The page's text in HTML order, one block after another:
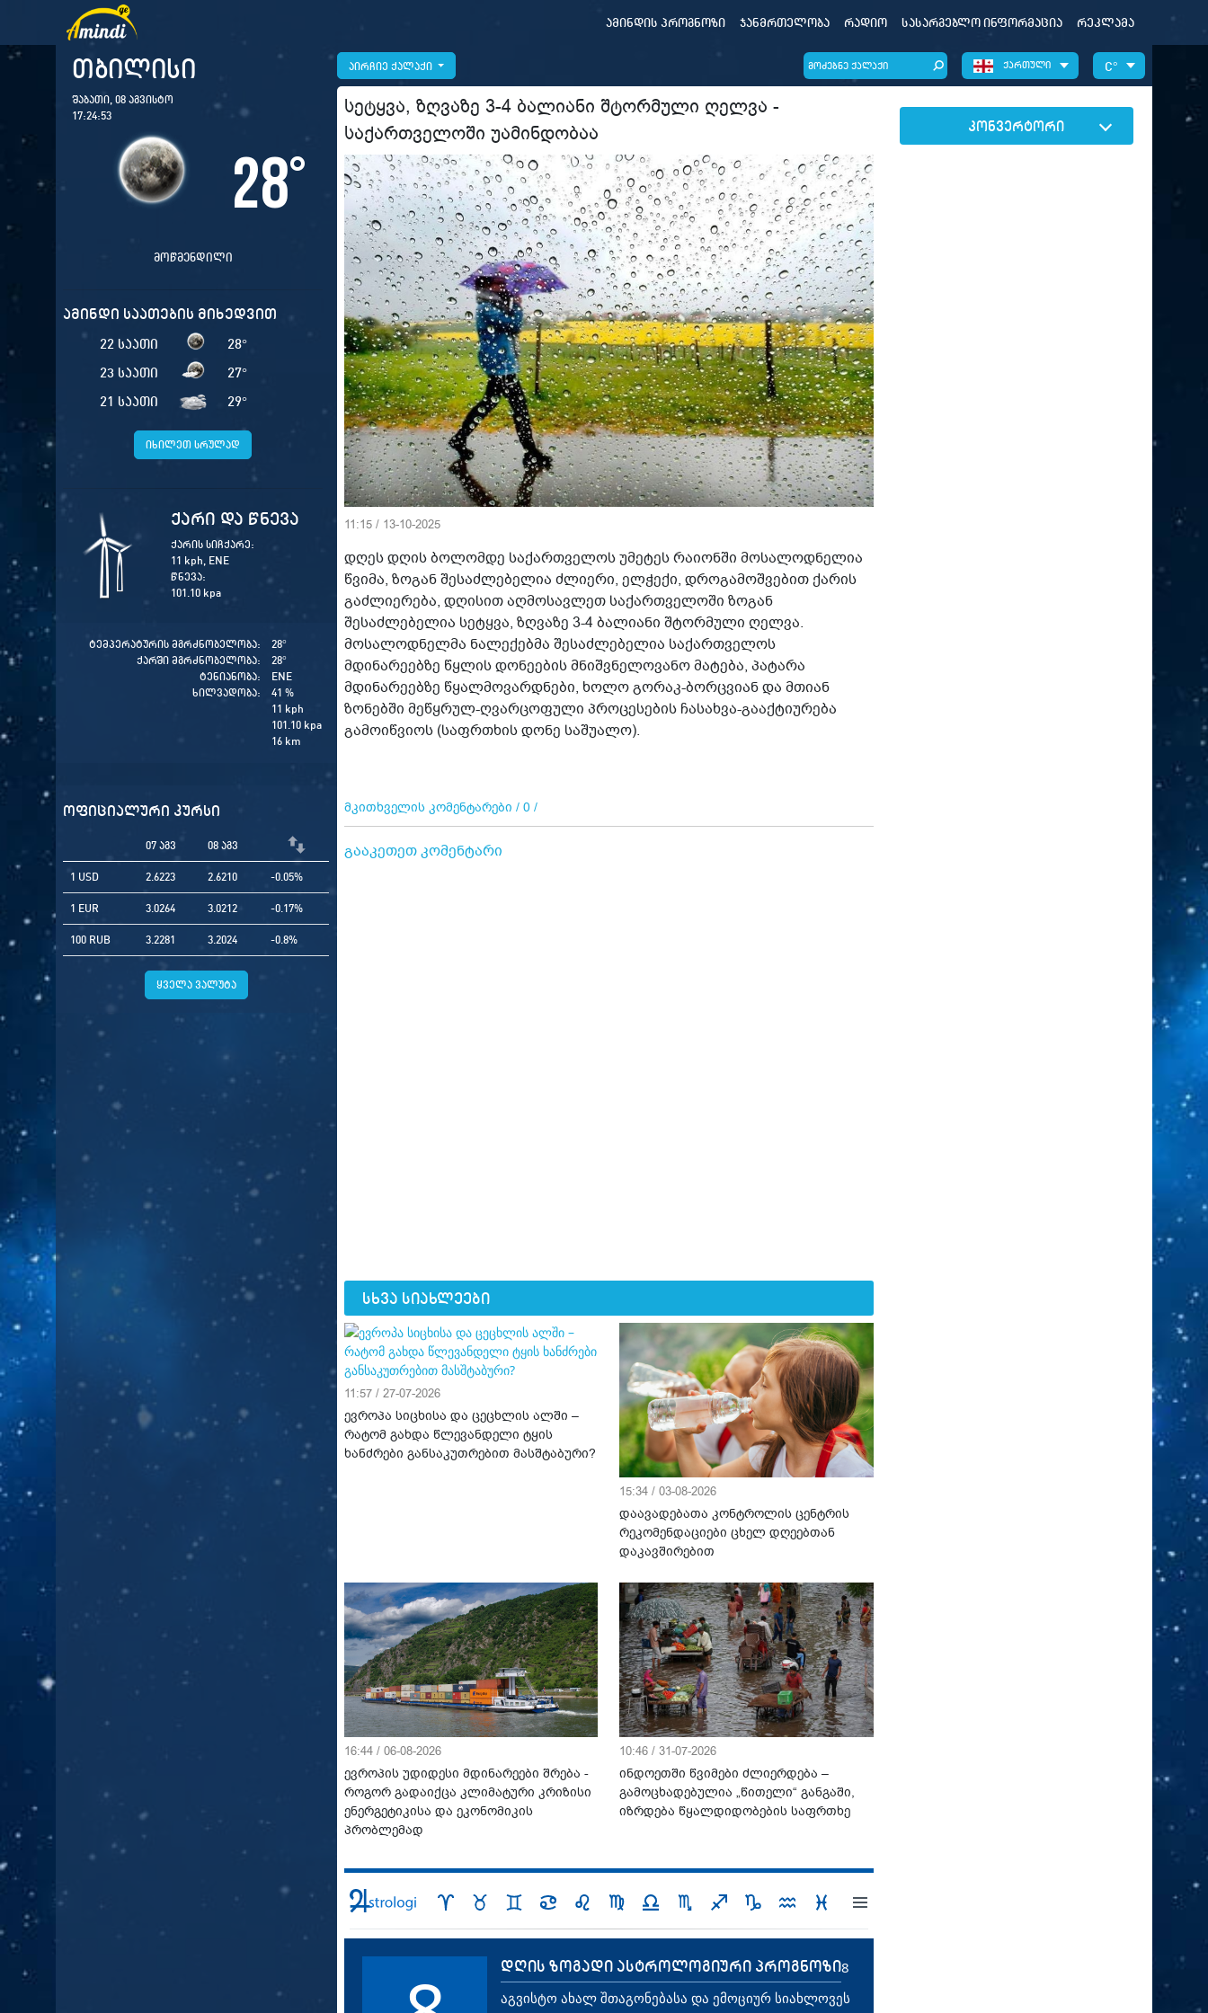
ამინდის პროგნოზი ჯანმრთელობა რადიო სასარგებლო ინფორმაცია რეკლამა
თბილისი
შაბათი, 08 აგვისტო
17:24:54
28°
მოწმენდილი
ამინდი საათების მიხედვით
22 საათი 28°
23 საათი
27°
21 საათი
29°
იხილეთ სრულად
ქარი და წნევა
ქარის სიჩქარე:
11 kph, ENE
წნევა:
101.10 kpa
ტემპერატურის მგრძნობელობა:
ქარში მგრძნობელობა:
ტენიანობა:
ხილვადობა:
28°
28°
ENE
41 %
11 kph
101.10 kpa
16 km
ოფიციალური კურსი
07 აგვ 08 აგვ
1 USD 2.6223 2.6210 -0.05%
1 EUR 3.0264 3.0212 -0.17%
100 RUB 3.2281 3.2024 -0.8%
ყველა ვალუტა
აირჩიე ქალაქი ქართული °
სეტყვა, ზღვაზე 3-4 ბალიანი შტორმული ღელვა -
საქართველოში უამინდობაა
11:15 / 13-10-2025
დღეს დღის ბოლომდე საქართველოს უმეტეს რაიონში მოსალოდნელია
წვიმა, ზოგან შესაძლებელია ძლიერი, ელჭექი, დროგამოშვებით ქარის
გაძლიერება, დღისით აღმოსავლეთ საქართველოში ზოგან
შესაძლებელია სეტყვა, ზღვაზე 3-4 ბალიანი შტორმული ღელვა.
მოსალოდნელმა ნალექებმა შესაძლებელია საქართველოს
მდინარეებზე წყლის დონეების მნიშვნელოვანო მატება, პატარა
მდინარეებზე წყალმოვარდნები, ხოლო გორაკ-ბორცვიან და მთიან
ზონებში მეწყრულ-ღვარცოფული პროცესების ჩასახვა-გააქტიურება
გამოიწვიოს (საფრთხის დონე საშუალო).
მკითხველის კომენტარები / 0 /
გააკეთეთ კომენტარი
სხვა სიახლეები
11:57 / 27-07-2026
ევროპა სიცხისა და ცეცხლის ალში –
რატომ გახდა წლევანდელი ტყის
ხანძრები განსაკუთრებით მასშტაბური?
15:34 / 03-08-2026
დაავადებათა კონტროლის ცენტრის
რეკომენდაციები ცხელ დღეებთან
დაკავშირებით
16:44 / 06-08-2026
ევროპის უდიდესი მდინარეები შრება -
როგორ გადაიქცა კლიმატური კრიზისი
ენერგეტიკისა და ეკონომიკის
პრობლემად
10:46 / 31-07-2026
ინდოეთში წვიმები ძლიერდება –
გამოცხადებულია „წითელი“ განგაში,
იზრდება წყალდიდობების საფრთხე
დღის ზოგადი ასტროლოგიური პროგნოზი8
აგვისტო ახალ შთაგონებასა და ემოციურ სიახლოვეს
კონვერტორი